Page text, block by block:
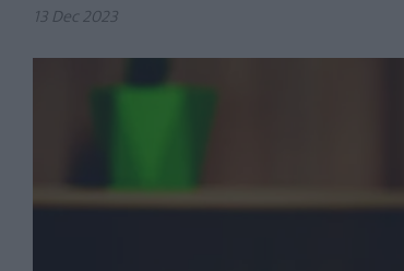
13 Dec 2023